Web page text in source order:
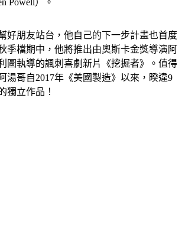
好朋友站台，他自己的下一步計畫也首度
季檔期中，他將推出由奧斯卡金獎導演阿
圖執導的諷刺喜劇新片《挖掘者》。值得
湯哥自2017年《美國製造》以來，暌違9
獨立作品！